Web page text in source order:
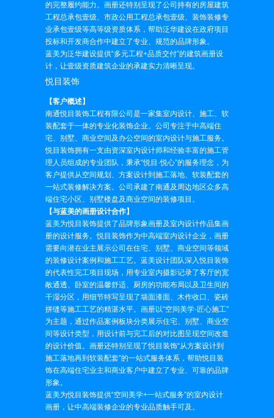
的完整履约能力。画册还特别呈现了公司持有的房屋建筑
工程总承包壹级、市政公用工程总承包壹级、装饰装修专
业承包壹级等高等级资质体系，帮助泛华建设在政府项目
投标和开发商合作中建立了专业、规范的品牌形象。
蓝美为泛华建设提供“多元工程+品质交付”的建筑画册设
计，让壹级资质建筑企业的承建实力清晰呈现。
悦目装饰
【客户概述】
南通悦目装饰工程有限公司是一家集室内设计、施工、软
装配套于一体的专业化装饰企业。公司专注于中高端住
宅、别墅、商业空间及办公空间的室内设计与施工服务。
悦目装饰拥有一支由资深室内设计师和经验丰富的施工管
理人员组成的专业团队，秉承“悦目·悦心”的服务理念，为
客户提供从空间规划、方案设计到施工落地、软装配套的
一站式装修解决方案。公司承建了南通及周边地区众多高
端住宅小区、别墅楼盘及商业空间的装修项目。
【与蓝美的画册设计合作】
蓝美为悦目装饰提供了品牌形象画册及室内设计作品集画
册的设计服务。悦目装饰作为中高端室内设计企业，画册
需要向潜在业主展示公司在住宅、别墅、商业空间等领域
的装修设计案例和施工工艺。蓝美设计团队深入悦目装饰
的代表性完工项目现场，用专业室内摄影记录了客厅的宽
敞通透、卧室的温馨舒适、厨房的功能布局以及卫生间的
干湿分区，用细节特写呈现了墙面漆面、木作收口、瓷砖
拼缝等施工工艺的精湛水平。画册以“空间美学·匠心施工”
为主题，通过作品案例板块分类展示住宅、别墅、商业空
间等设计类型，用设计前与完工后的对比图呈现空间改造
的设计价值。画册还特别呈现了悦目装饰“从方案设计到
施工落地再到软装配套”的一站式服务体系，帮助悦目装
饰在高端住宅业主和商业客户中建立了专业、可靠的品牌
形象。
蓝美为悦目装饰提供“空间美学+一站式服务”的室内设计
画册，让中高端装修企业的专业品质触手可及。